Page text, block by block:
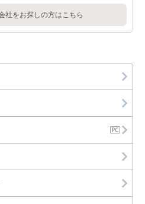
社をお探しの方はこちら